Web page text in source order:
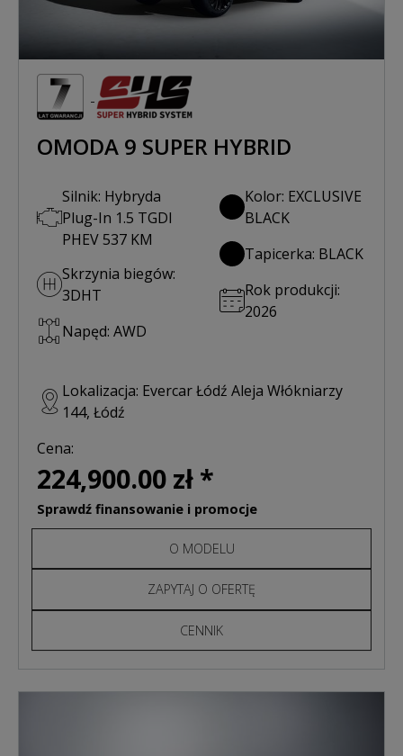
OMODA 9 SUPER HYBRID
Silnik: Hybryda
Plug-In 1.5 TGDI
PHEV 537 KM
Skrzynia biegów:
3DHT
Napęd: AWD
Kolor: EXCLUSIVE
BLACK
Tapicerka: BLACK
Rok produkcji:
2026
Lokalizacja: Evercar Łódź Aleja Włókniarzy
144, Łódź
Cena:
224,900.00 zł *
Sprawdź finansowanie i promocje
O MODELU
ZAPYTAJ O OFERTĘ
CENNIK